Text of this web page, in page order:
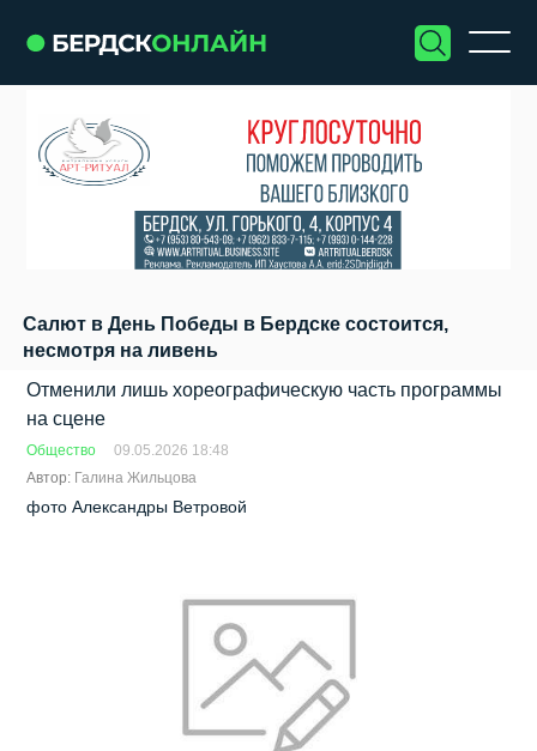
Салют в День Победы в Бердске состоится,
несмотря на ливень
Отменили лишь хореографическую часть программы
на сцене
Общество
09.05.2026 18:48
Автор: Галина Жильцова
фото Александры Ветровой